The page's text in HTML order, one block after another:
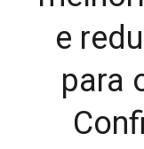
e
para